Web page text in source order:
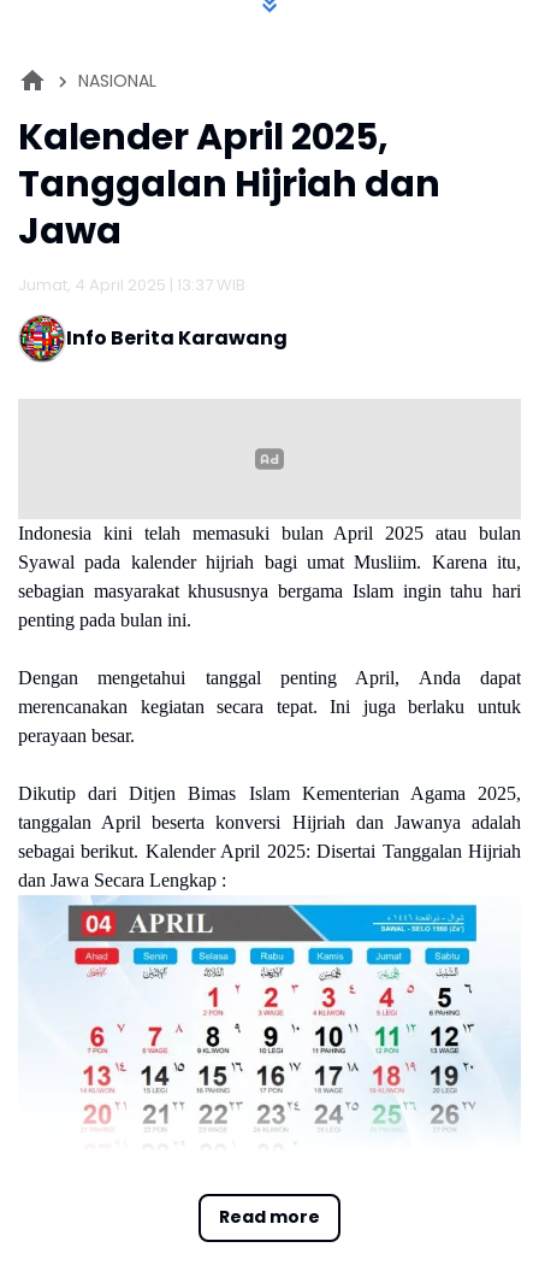
NASIONAL
Kalender April 2025,
Tanggalan Hijriah dan
Jawa
Jumat, 4 April 2025 | 13:37 WIB
Info Berita Karawang
Read more
Indonesia kini telah memasuki bulan April 2025 atau bulan
Syawal pada kalender hijriah bagi umat Musliim. Karena itu,
sebagian masyarakat khususnya bergama Islam ingin tahu hari
penting pada bulan ini.
Dengan mengetahui tanggal penting April, Anda dapat
merencanakan kegiatan secara tepat. Ini juga berlaku untuk
perayaan besar.
Dikutip dari Ditjen Bimas Islam Kementerian Agama 2025,
tanggalan April beserta konversi Hijriah dan Jawanya adalah
sebagai berikut. Kalender April 2025: Disertai Tanggalan Hijriah
dan Jawa Secara Lengkap :
Intip Kalender April 2025, Tanggalan Hijriah dan Jawa